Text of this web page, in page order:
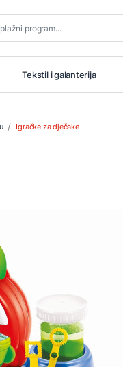
Tekstil i galanterija
Igračke za dječake